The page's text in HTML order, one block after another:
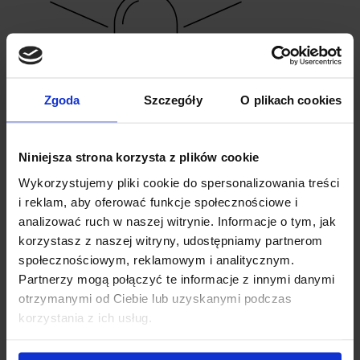
Zgoda Szczegóły O plikach cookies
Niniejsza strona korzysta z plików cookie
Wykorzystujemy pliki cookie do spersonalizowania treści
i reklam, aby oferować funkcje społecznościowe i
analizować ruch w naszej witrynie. Informacje o tym, jak
korzystasz z naszej witryny, udostępniamy partnerom
społecznościowym, reklamowym i analitycznym.
Partnerzy mogą połączyć te informacje z innymi danymi
otrzymanymi od Ciebie lub uzyskanymi podczas
korzystania z ich usług.
eine weiße oder RGB LED Strip
Beleuchtung integriert werden.
05
Konfigurator